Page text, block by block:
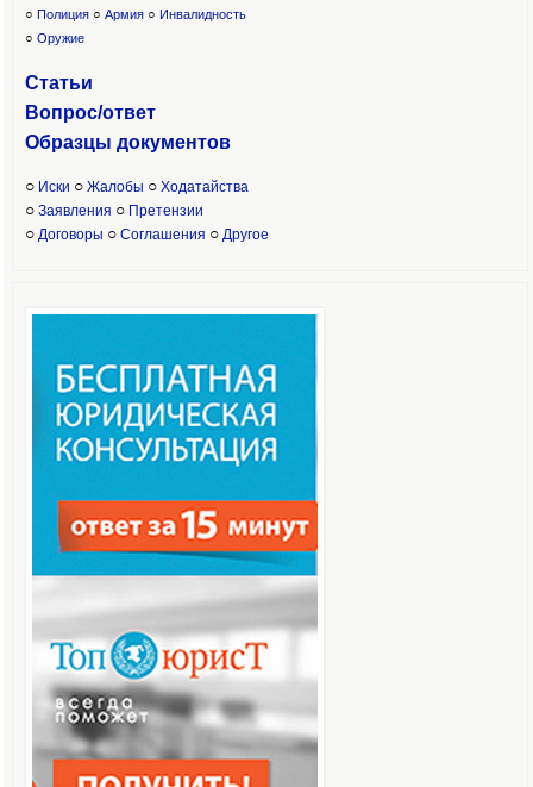
○ Полиция ○ Армия ○ Инвалидность
○ Оружие
Статьи
Вопрос/ответ
Образцы документов
○ Иски ○ Жалобы ○ Ходатайства
○ Заявления ○ Претензии
○ Договоры ○ Соглашения ○ Другое